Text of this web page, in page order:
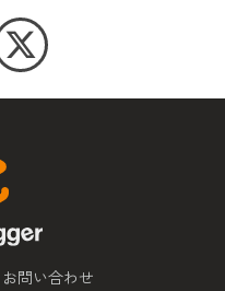
お問い合わせ